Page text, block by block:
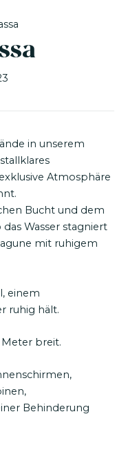
in unserem
Atmosphäre
Bucht und dem
das Wasser stagniert
mit ruhigem
einem
ruhig hält.
breit.
Behinderung